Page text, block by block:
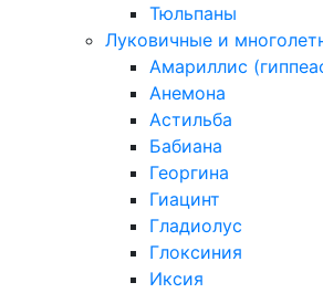
Тюльпаны
Луковичные и
Амариллис
Анемона
Астильба
Бабиана
Георгина
Гиацинт
Гладиолус
Глоксиния
Иксия